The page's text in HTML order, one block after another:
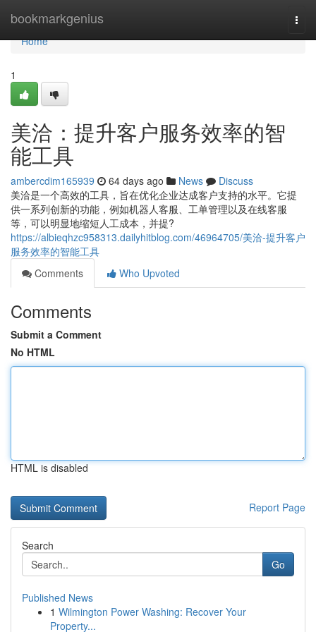
bookmarkgenius
Home
Home
1
美洽：提升客户服务效率的智
能工具
ambercdim165939 64 days ago News
Discuss
美洽是一个高效的工具，旨在优化企业达成客户支持的水平。它提
供一系列创新的功能，例如机器人客服、工单管理以及在线客服
等，可以明显地缩短人工成本，并提?
https://albieqhzc958313.dailyhitblog.com/46964705/美洽-提升客户
服务效率的智能工具
Comments
Who Upvoted
Comments
Submit a Comment
No HTML
HTML is disabled
Report Page
Search
Go
Published News
1 Wilmington Power Washing: Recover Your
Property...